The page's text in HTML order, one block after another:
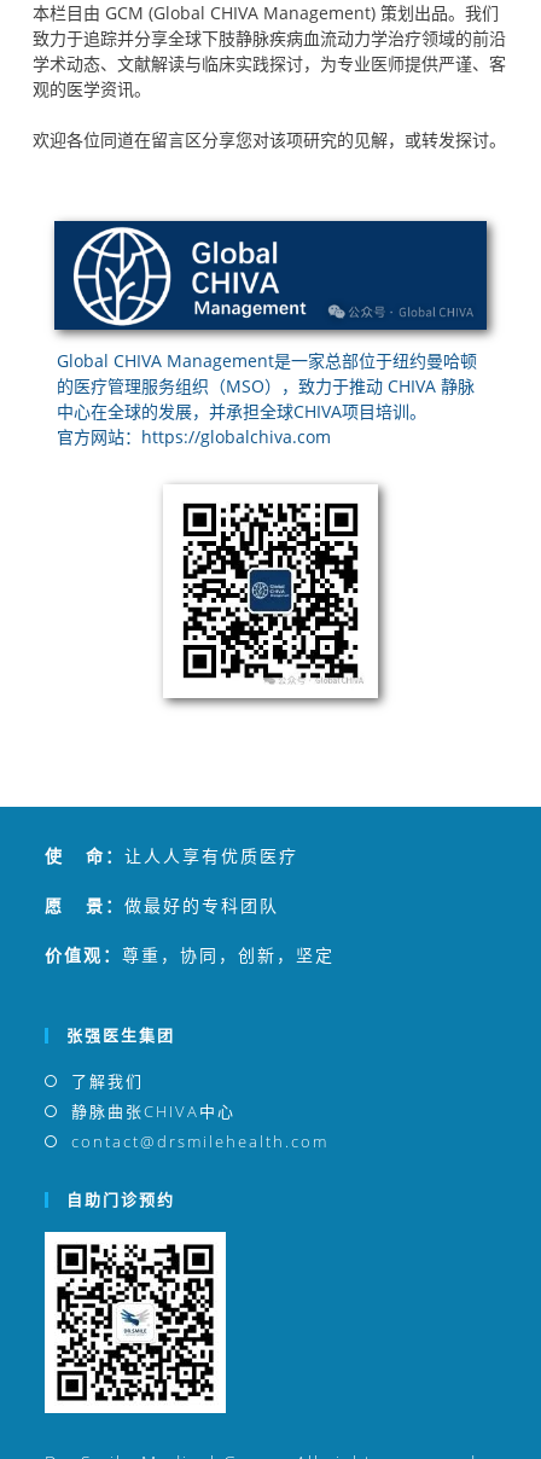
本栏目由 GCM (Global CHIVA Management) 策划出品。我们
致力于追踪并分享全球下肢静脉疾病血流动力学治疗领域的前沿
学术动态、文献解读与临床实践探讨，为专业医师提供严谨、客
观的医学资讯。
欢迎各位同道在留言区分享您对该项研究的见解，或转发探讨。
Global CHIVA Management是一家总部位于纽约曼哈顿
的医疗管理服务组织（MSO），致力于推动 CHIVA 静脉
中心在全球的发展，并承担全球CHIVA项目培训。
官方网站：https://globalchiva.com
使 命：让人人享有优质医疗
愿 景：做最好的专科团队
价值观：尊重，协同，创新，坚定
张强医生集团
了解我们
静脉曲张CHIVA中心
contact@drsmilehealth.com
自助门诊预约